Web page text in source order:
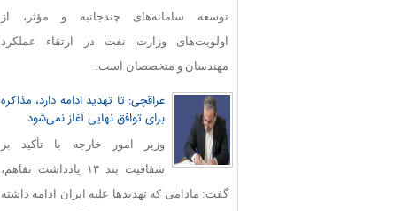
توسعه سامانه‌های چندجانبه و مؤثر، از
اولویت‌های وزارت نفت در ارتقاء عملکرد
مهندسان و متخصصان است.
عراقچی: تا تهدید ادامه دارد، مذاکره
برای توافق نهایی آغاز نمی‌شود
وزیر امور خارجه با تأکید بر
شفافیت بند ۱۳ یادداشت تفاهم،
گفت: مادامی که تهدیدها علیه ایران ادامه داشته